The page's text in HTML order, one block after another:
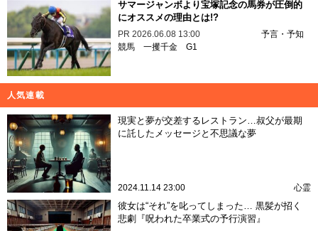
サマージャンボより宝塚記念の馬券が圧倒的
にオススメの理由とは!?
PR 2026.06.08 13:00
予言・予知
競馬 一攫千金 G1
人気連載
現実と夢が交差するレストラン…叔父が最期
に託したメッセージと不思議な夢
2024.11.14 23:00 心霊
彼女は“それ”を叱ってしまった… 黒髪が招く
悲劇『呪われた卒業式の予行演習』